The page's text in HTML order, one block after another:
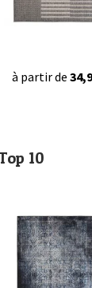
à partir de
10